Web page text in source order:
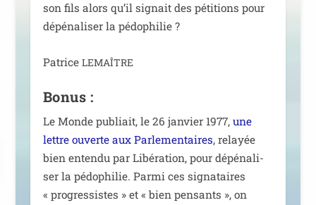
son fils alors qu’il signait des péti­tions pour
dépé­na­li­ser la pédophilie ?
Patrice LEMAÎTRE
Bonus :
Le Monde publiait, le 26 jan­vier 1977, une
lettre ouverte aux Parlementaires, relayée
bien enten­du par Libération, pour dépé­na­li­
ser la pédo­phi­lie. Parmi ces signa­taires
« pro­gres­sistes » et « bien pen­sants », on